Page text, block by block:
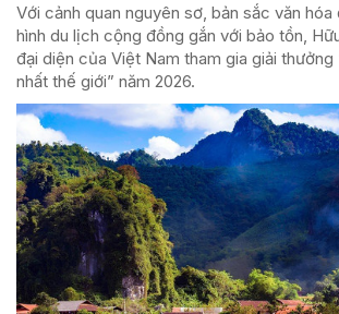
Với cảnh quan nguyên sơ, bản sắc văn
hình du lịch cộng đồng gắn với bảo tồn,
đại diện của Việt Nam tham gia giải
nhất thế giới” năm 2026.